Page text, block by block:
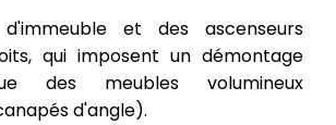
et des ascenseurs
qui imposent un démontage
des meubles volumineux
d'angle).